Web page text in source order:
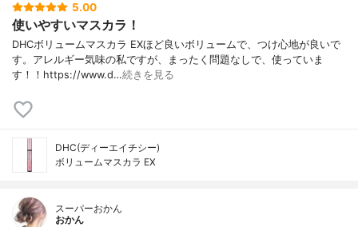
5.00
使いやすいマスカラ！
DHCボリュームマスカラ EXほど良いボリュームで、つけ心地が良いで
す。アレルギー気味の私ですが、まったく問題なしで、使っていま
す！！https://www.d…続きを見る
DHC(ディーエイチシー)
ボリュームマスカラ EX
スーパーおかん
おかん